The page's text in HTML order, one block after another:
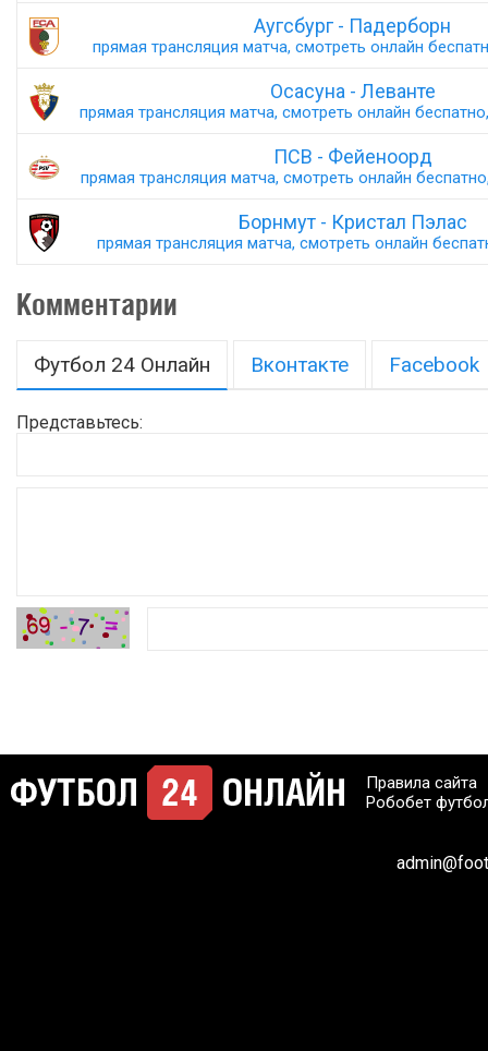
Аугсбург - Падерборн
прямая трансляция матча, смотреть онлайн
Осасуна - Леванте
прямая трансляция матча, смотреть онлайн
ПСВ - Фейеноорд
прямая трансляция матча, смотреть онлайн
Борнмут - Кристал Пэлас
прямая трансляция матча, смотреть онлайн
Комментарии
Футбол 24 Онлайн Вконтакте Facebook
Представьтесь:
Правила сайта
Робобет